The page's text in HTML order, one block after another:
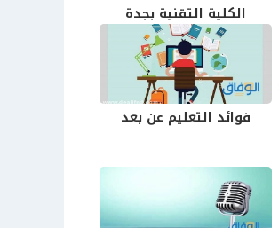
الكلية التقنية بجدة
فوائد التعليم عن بعد